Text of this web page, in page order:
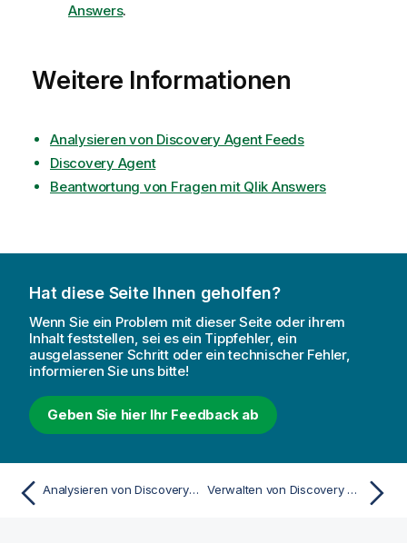
Answers.
Weitere Informationen
Analysieren von Discovery Agent Feeds
Discovery Agent
Beantwortung von Fragen mit Qlik Answers
Hat diese Seite Ihnen geholfen?
Wenn Sie ein Problem mit dieser Seite oder ihrem
Inhalt feststellen, sei es ein Tippfehler, ein
ausgelassener Schritt oder ein technischer Fehler,
informieren Sie uns bitte!
Geben Sie hier Ihr Feedback ab
Analysieren von Discovery Agent Feeds Verwalten von Discovery Agent